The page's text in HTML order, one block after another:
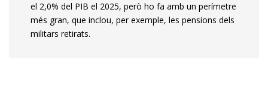
el 2,0% del PIB el 2025, però ho fa amb un perímetre
més gran, que inclou, per exemple, les pensions dels
militars retirats.